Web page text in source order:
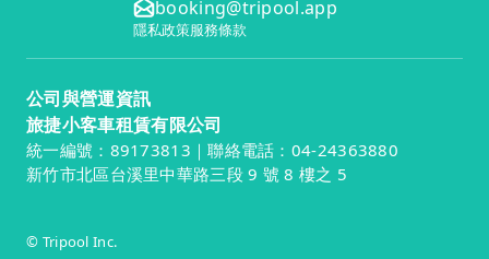
booking@tripool.app
隱私政策服務條款
公司與營運資訊
旅捷小客車租賃有限公司
統一編號：89173813｜聯絡電話：04-24363880
新竹市北區台溪里中華路三段 9 號 8 樓之 5
© Tripool Inc.